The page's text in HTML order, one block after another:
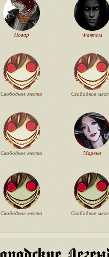
Повар Фантом
Свободное место Свободное
Свободное место Марена
Свободное место Свободное